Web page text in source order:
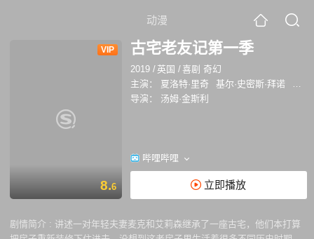
动漫
VIP
8.6
古宅老友记第一季
2019 / 英国 /喜剧 奇幻
主演：
夏洛特·里奇 基尔·史密斯·拜诺
洛利
导演：
汤姆·金斯利
哔哩哔哩
立即播放
剧情简介 : 讲述一对年轻夫妻麦克和艾莉森继承了一座古宅，他们本打算